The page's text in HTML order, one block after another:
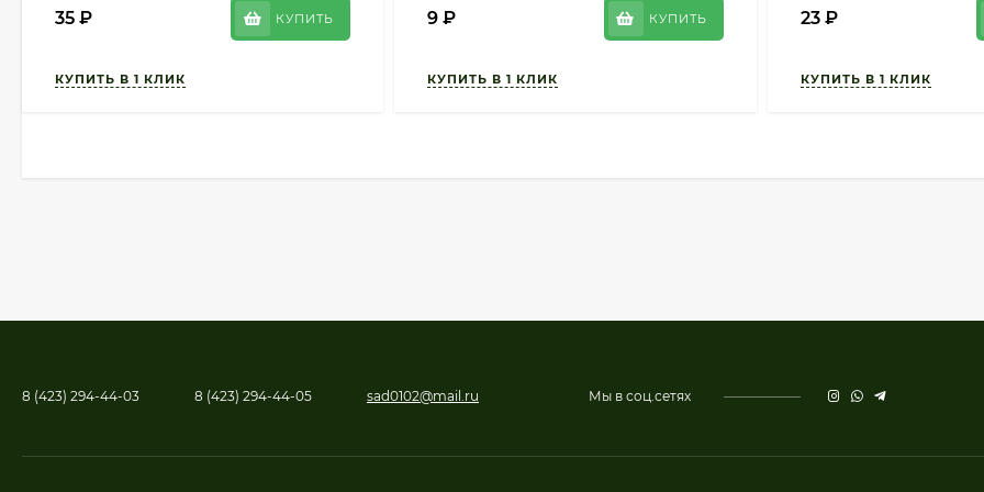
35 ₽ КУПИТЬ 9₽ КУПИТЬ 23 ₽
8 (423) 294-44-03 8 (423) 294-44-05 sad0102@mail.ru Мы в соц.сетях